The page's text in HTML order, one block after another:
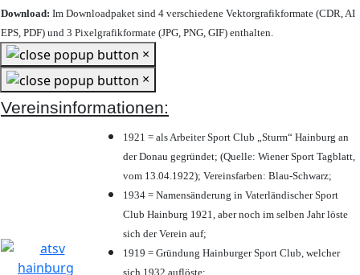
Download: Im Downloadpaket sind 4 verschiedene Vektorgrafikformate (CDR, AI
EPS, PDF) und 3 Pixelgrafikformate (JPG, PNG, GIF) enthalten.
×
×
Vereinsinformationen:
1921 = als Arbeiter Sport Club „Sturm“ Hainburg an
der Donau gegründet; (Quelle: Wiener Sport Tagblatt,
vom 13.04.1922); Vereinsfarben: Blau-Schwarz;
1934 = Namensänderung in Vaterländischer Sport
Club Hainburg 1921, aber noch im selben Jahr löste
sich der Verein auf;
1919 = Gründung Hainburger Sport Club, welcher
sich 1932 auflöste;